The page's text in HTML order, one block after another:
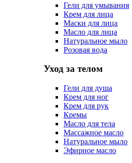
Гели для умывания
Крем для лица
Маски для лица
Масло для лица
Натуральное мыло
Розовая вода
Уход за телом
Гели для душа
Крем для ног
Крем для рук
Кремы
Масло для тела
Массажное масло
Натуральное мыло
Эфирное масло